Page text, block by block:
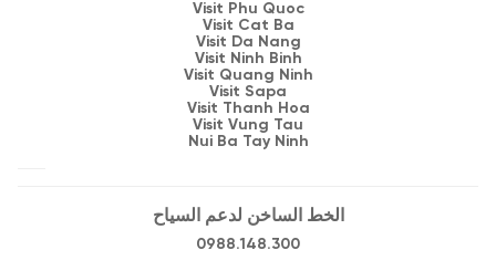
Visit Phu Quoc
Visit Cat Ba
Visit Da Nang
Visit Ninh Binh
Visit Quang Ninh
Visit Sapa
Visit Thanh Hoa
Visit Vung Tau
Nui Ba Tay Ninh
الخط الساخن لدعم السياح
0988.148.300